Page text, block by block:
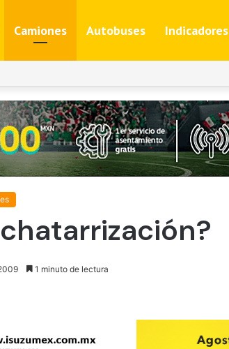
Camiones Autobuses Indicadores
1 minuto de lectura